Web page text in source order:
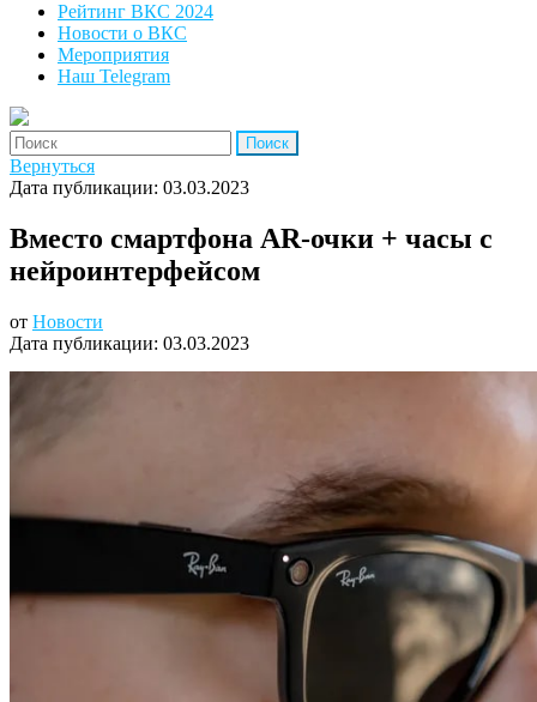
Рейтинг ВКС 2024
Новости о ВКС
Мероприятия
Наш Telegram
'Найти:
Вернуться
Дата публикации: 03.03.2023
Вместо смартфона AR-очки + часы с
нейроинтерфейсом
от Новости
Дата публикации: 03.03.2023